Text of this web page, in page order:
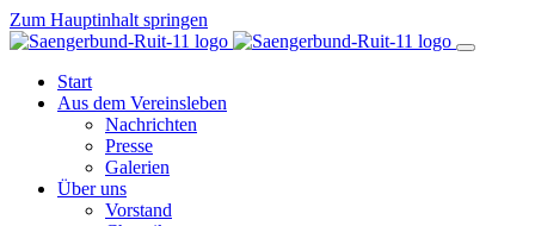
Zum Hauptinhalt springen
Start
Aus dem Vereinsleben
Nachrichten
Presse
Galerien
Über uns
Vorstand